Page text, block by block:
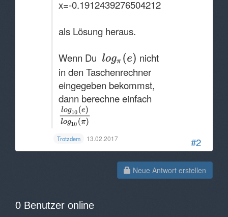
#2
x=-0.1912439276504212
als Lösung heraus.
Wenn Du
nicht
in den Taschenrechner
eingegeben bekommst,
dann berechne einfach
Trotzdem 13.02.2017
Neue Antwort erstellen
0 Benutzer online